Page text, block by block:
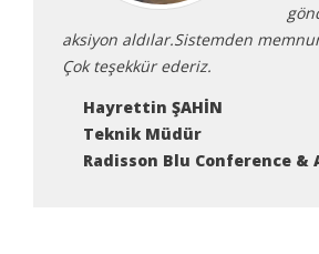
aksiyon aldılar.Sistemden
Çok teşekkür ederiz.
Hayrettin ŞAHİN
Teknik Müdür
Radisson Blu Conference